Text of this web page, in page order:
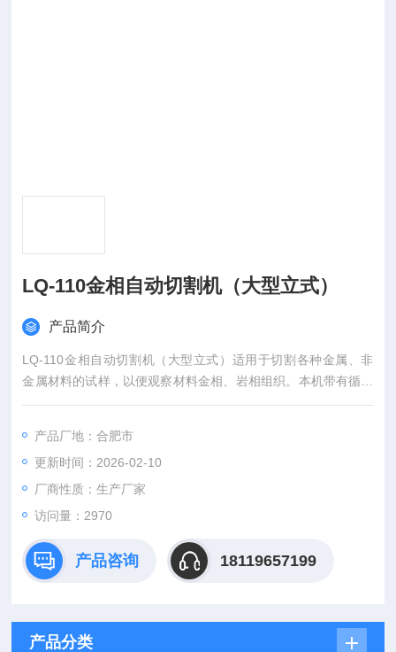
LQ-110金相自动切割机（大型立式）
产品简介
LQ-110金相自动切割机（大型立式）适用于切割各种金属、非
金属材料的试样，以便观察材料金相、岩相组织。本机带有循环
冷却装置，使用配置好的冷却液可带走切割时所产生的热量，避
厂、科研单位以及大专院校实验室制作试样理想的设备之一。
产品厂地：合肥市
更新时间：2026-02-10
厂商性质：生产厂家
访问量：2970
产品咨询 18119657199
产品分类